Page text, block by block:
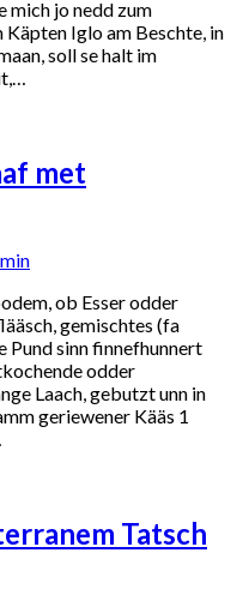
mich jo nedd zum
Iglo am Beschte, in
soll se halt im
met
ob Esser odder
gemischtes (fa
Pund sinn finnefhunnert
odder
Laach, gebutzt unn in
geriewener Kääs 1
Tatsch